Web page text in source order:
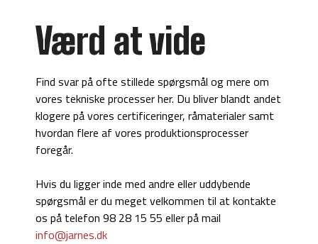
Værd at vide
Find svar på ofte stillede spørgsmål og mere om
vores tekniske processer her. Du bliver blandt andet
klogere på vores certificeringer, råmaterialer samt
hvordan flere af vores produktionsprocesser
foregår.
Hvis du ligger inde med andre eller uddybende
spørgsmål er du meget velkommen til at kontakte
os på telefon 98 28 15 55 eller på mail
info@jarnes.dk